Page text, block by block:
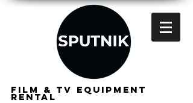
FILM & TV EQUIPMENT
RENTAL